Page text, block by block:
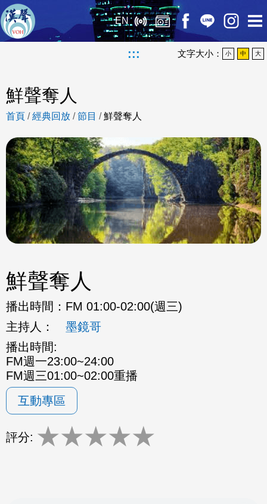
EN
::: 文字大小： 小 中 大
鮮聲奪人
首頁 /經典回放 /節目 /鮮聲奪人
鮮聲奪人
播出時間： FM 01:00-02:00(週三)
主持人：
墨鏡哥
播出時間:
FM週一23:00~24:00
FM週三01:00~02:00重播
互動專區
評分: ★★★★★